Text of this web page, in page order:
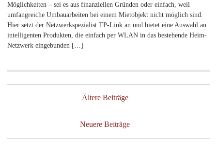
Möglichkeiten – sei es aus finanziellen Gründen oder einfach, weil
umfangreiche Umbauarbeiten bei einem Mietobjekt nicht möglich sind.
Hier setzt der Netzwerkspezialist TP-Link an und bietet eine Auswahl an
intelligenten Produkten, die einfach per WLAN in das bestehende Heim-
Netzwerk eingebunden […]
Ältere Beiträge
Neuere Beiträge